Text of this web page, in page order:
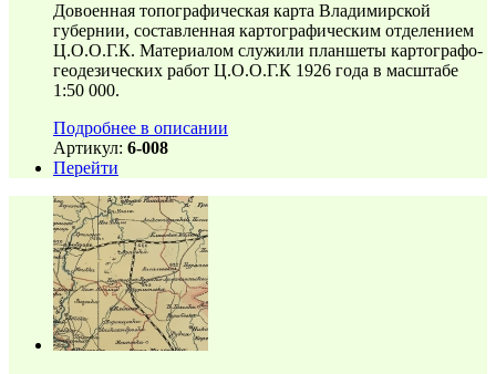
Довоенная топографическая карта Владимирской
губернии, составленная картографическим отделением
Ц.О.О.Г.К. Материалом служили планшеты картографо-
геодезических работ Ц.О.О.Г.К 1926 года в масштабе
1:50 000.
Подробнее в описании
Артикул: 6-008
Перейти